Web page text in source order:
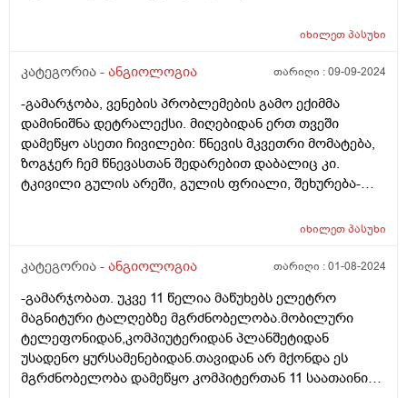
იხილეთპასუხი
კატეგორია - ანგიოლოგია თარიღი :09-09-2024
-გამარჯობა, ვენების პრობლემების გამო ექიმმა
დამინიშნა დეტრალექსი. მიღებიდან ერთ თვეში
დამეწყო ასეთი ჩივილები: წნევის მკვეთრი მომატება,
ზოგჯერ ჩემ წნევასთან შედარებით დაბალიც კი.
ტკივილი გულის არეში, გულის ფრიალი, შეხურება-
რო გავაგრძელო მიღება. გადავიღე კარდიოგრამა,
ამ წამლის უკუჩვენება? როგორ მოვიქცე?
იხილეთპასუხი
კატეგორია - ანგიოლოგია თარიღი :01-08-2024
-გამარჯობათ. უკვე 11 წელია მაწუხებს ელეტრო
მაგნიტური ტალღებზე მგრძნობელობა.მობილური
ტელეფონიდან,კომპიუტერიდან პლანშეტიდან
უსადენო ყურსამენებიდან.თავიდან არ მქონდა ეს
მგრძნობელობა დამეწყო კომპიტერთან 11 საათაინი